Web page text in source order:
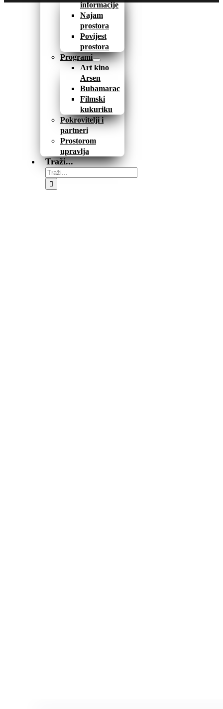
informacije
Najam
prostora
Povijest
prostora
Programi
Art kino
Arsen
Bubamarac
Filmski
kukuriku
Pokrovitelji i
partneri
Prostorom
upravlja
Traži...